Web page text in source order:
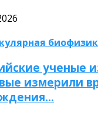
ученые
измерили